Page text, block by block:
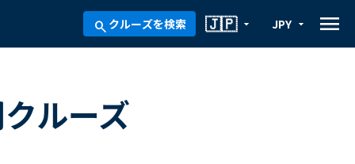
search クルーズを検索 arrow_drop_down
🇯🇵 arrow_drop_down
JPY menu
ルーズ